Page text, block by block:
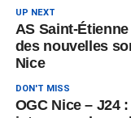
UP NEXT
AS Saint-
des nouvelles
Nice
DON'T MISS
OGC Nice – J24